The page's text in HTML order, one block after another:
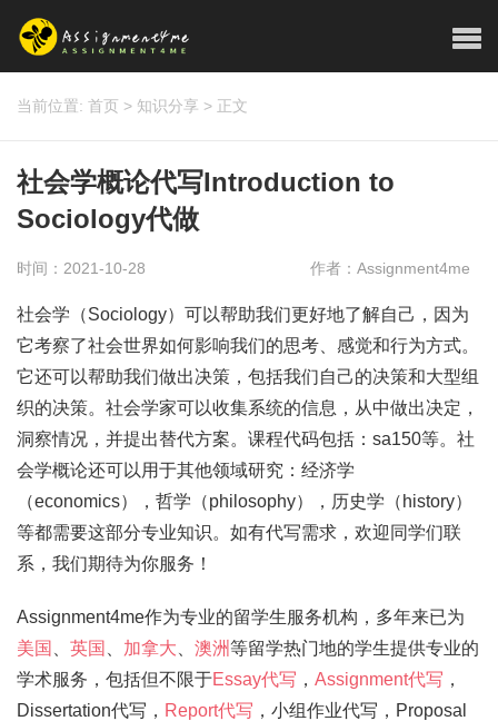
当前位置: 首页 > 知识分享 > 正文
社会学概论代写Introduction to
Sociology代做
时间：2021-10-28 作者：Assignment4me
社会学（Sociology）可以帮助我们更好地了解自己，因为
它考察了社会世界如何影响我们的思考、感觉和行为方式。
它还可以帮助我们做出决策，包括我们自己的决策和大型组
织的决策。社会学家可以收集系统的信息，从中做出决定，
洞察情况，并提出替代方案。课程代码包括：sa150等。社
会学概论还可以用于其他领域研究：经济学
（economics），哲学（philosophy），历史学（history）
等都需要这部分专业知识。如有代写需求，欢迎同学们联
系，我们期待为你服务！
Assignment4me作为专业的留学生服务机构，多年来已为
美国
英国 加拿大 澳洲等留学热门地的学生提供专业的
学术服务，包括但不限于Essay代写 ， Assignment代写 ，
Dissertation代写， Report代写 ，小组作业代写，Proposal